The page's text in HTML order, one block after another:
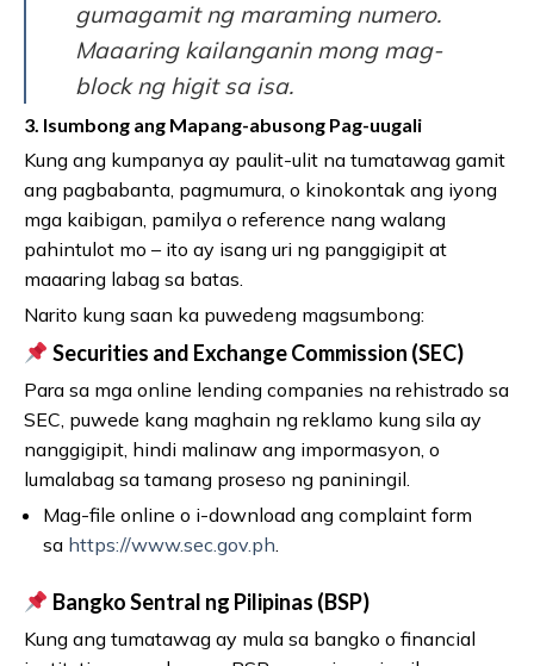
gumagamit ng maraming numero.
Maaaring kailanganin mong mag-
block ng higit sa isa.
3. Isumbong ang Mapang-abusong Pag-uugali
Kung ang kumpanya ay paulit-ulit na tumatawag gamit
ang pagbabanta, pagmumura, o kinokontak ang iyong
mga kaibigan, pamilya o reference nang walang
pahintulot mo – ito ay isang uri ng panggigipit at
maaaring labag sa batas.
Narito kung saan ka puwedeng magsumbong:
Securities and Exchange Commission (SEC)
Para sa mga online lending companies na rehistrado sa
SEC, puwede kang maghain ng reklamo kung sila ay
nanggigipit, hindi malinaw ang impormasyon, o
lumalabag sa tamang proseso ng paniningil.
Mag-file online o i-download ang complaint form
sa https://www.sec.gov.ph.
Bangko Sentral ng Pilipinas (BSP)
Kung ang tumatawag ay mula sa bangko o financial